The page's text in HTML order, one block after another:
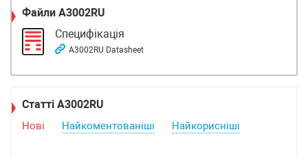
Файли A3002RU
Специфікація
A3002RU Datasheet
Статті A3002RU
Нові Найкоментованіші Найкорисніші